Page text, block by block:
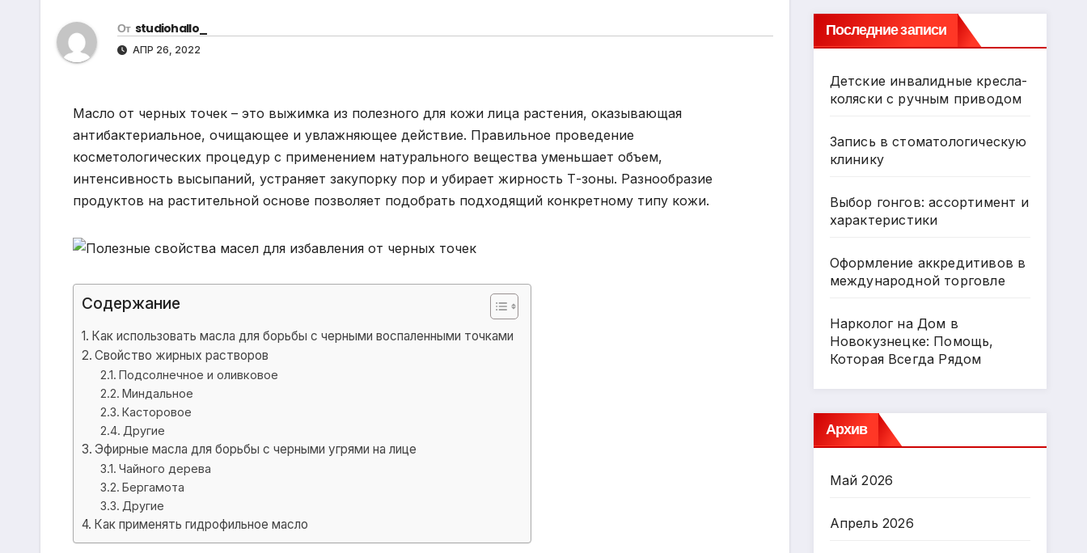
От studiohallo_
АПР 26, 2022
Масло от черных точек – это выжимка из полезного для кожи лица растения, оказывающая
антибактериальное, очищающее и увлажняющее действие. Правильное проведение
косметологических процедур с применением натурального вещества уменьшает объем,
интенсивность высыпаний, устраняет закупорку пор и убирает жирность Т-зоны. Разнообразие
продуктов на растительной основе позволяет подобрать подходящий конкретному типу кожи.
Содержание
Как использовать масла для борьбы с черными воспаленными точками
Свойство жирных растворов
Подсолнечное и оливковое
Миндальное
Касторовое
Другие
Эфирные масла для борьбы с черными угрями на лице
Чайного дерева
Бергамота
Другие
Как применять гидрофильное масло
Последние записи
Детские инвалидные кресла-
коляски с ручным приводом
Запись в стоматологическую
клинику
Выбор гонгов: ассортимент и
характеристики
Оформление аккредитивов в
международной торговле
Нарколог на Дом в
Новокузнецке: Помощь,
Которая Всегда Рядом
Архив
Май 2026
Апрель 2026